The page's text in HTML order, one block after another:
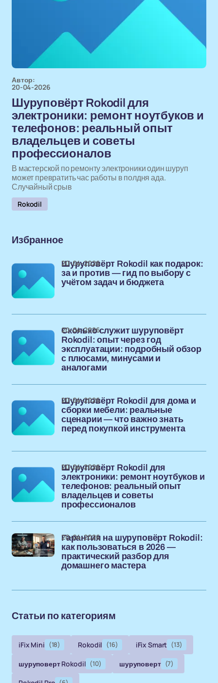
Автор:
20-04-2026
Шуруповёрт Rokodil для
электроники: ремонт ноутбуков и
телефонов: реальный опыт
владельцев и советы
профессионалов
В мастерской по ремонту электроники один шуруп
может превратить час работы в полдня ада.
Случайный срыв
Rokodil
Избранное
Шуруповёрт Rokodil как подарок:
за и против — гид по выбору с
учётом задач и бюджета
20-04-2026
Сколько служит шуруповёрт
Rokodil: опыт через год
эксплуатации: подробный обзор
с плюсами, минусами и
аналогами
20-04-2026
Шуруповёрт Rokodil для дома и
сборки мебели: реальные
сценарии — что важно знать
перед покупкой инструмента
20-04-2026
Шуруповёрт Rokodil для
электроники: ремонт ноутбуков и
телефонов: реальный опыт
владельцев и советы
профессионалов
20-04-2026
Гарантия на шуруповёрт Rokodil:
как пользоваться в 2026 —
практический разбор для
домашнего мастера
20-04-2026
Статьи по категориям
iFix Mini (18) Rokodil (16) iFix Smart (13)
шуруповерт Rokodil (10) шуруповерт (7)